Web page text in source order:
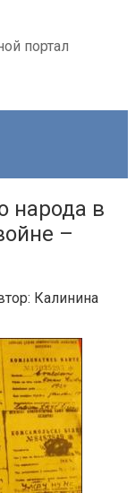
портал
народа в
–
Калинина